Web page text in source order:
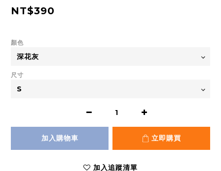
NT$390
顏色
尺寸
加入購物車 立即購買
加入追蹤清單